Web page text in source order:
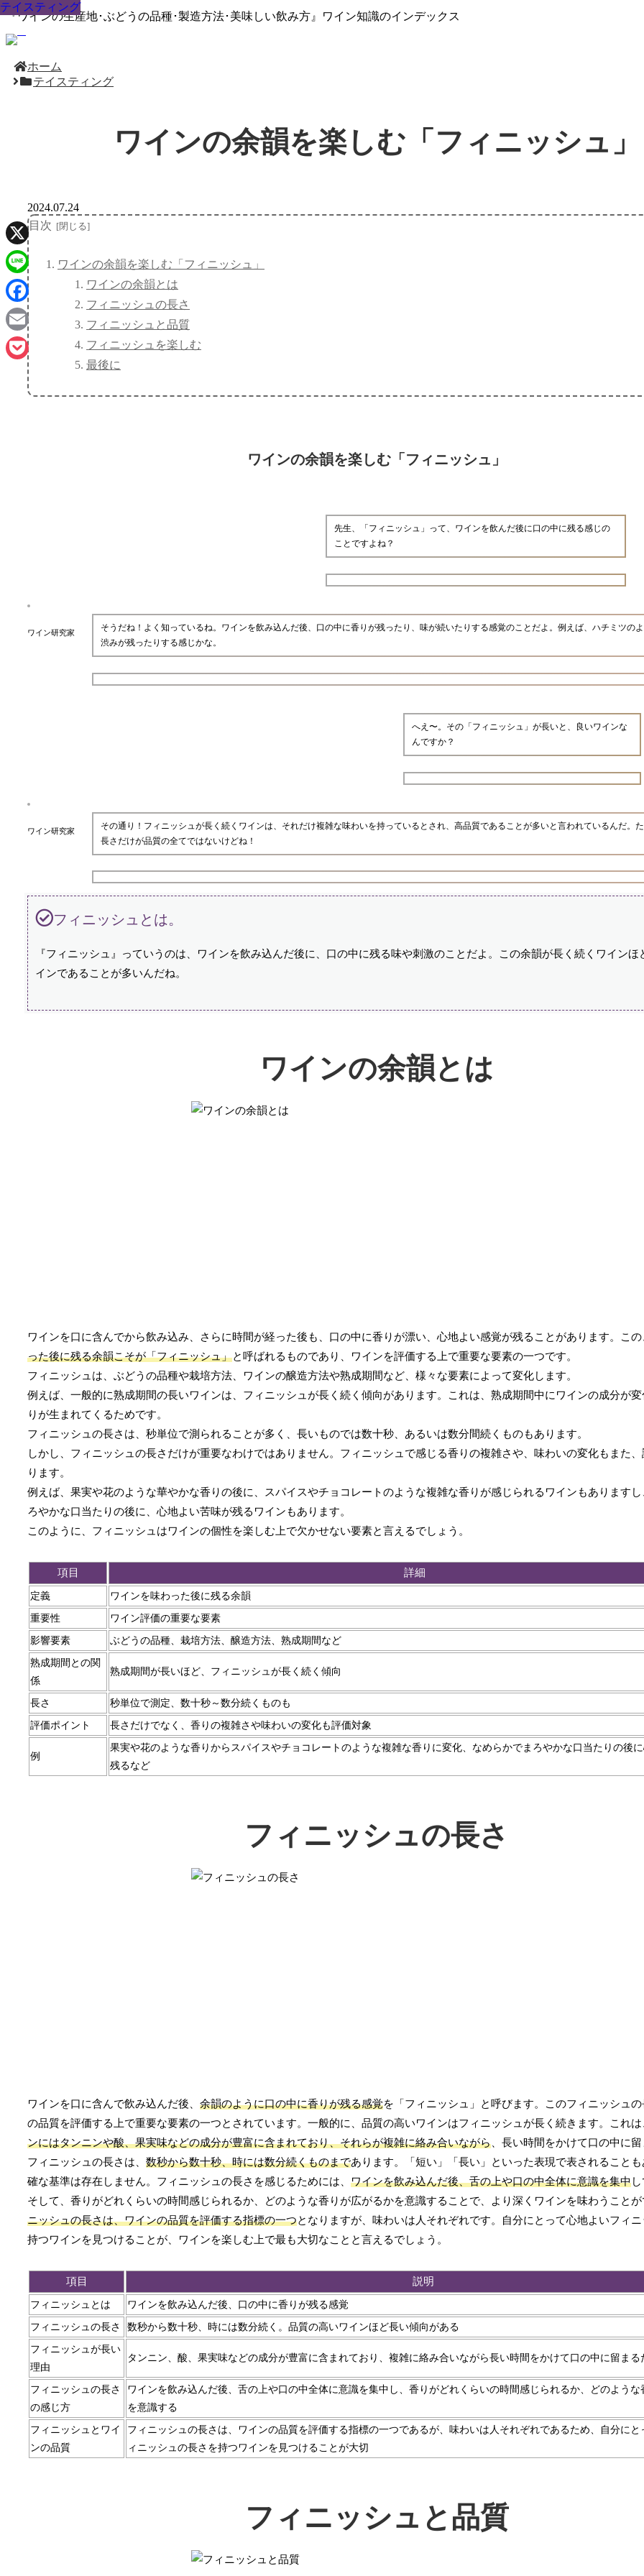
『ワインの生産地･ぶどうの品種･製造方法･美味しい飲み方』ワイン知識のインデックス
ホーム
テイスティング
ワインの余韻を楽しむ「フィニッシュ」
テイスティング
2024.07.24
目次
ワインの余韻を楽しむ「フィニッシュ」
ワインの余韻とは
フィニッシュの長さ
フィニッシュと品質
フィニッシュを楽しむ
最後に
ワインの余韻を楽しむ「フィニッシュ」
先生、「フィニッシュ」って、ワインを飲んだ後に口の中に残る感じの
ことですよね？
ワイン研究家
そうだね！よく知っているね。ワインを飲み込んだ後、口の中に香りが残ったり、味が続いたりする感覚のことだよ。例えば、ハチミツのよ
渋みが残ったりする感じかな。
へえ〜。その「フィニッシュ」が長いと、良いワインな
んですか？
ワイン研究家
その通り！フィニッシュが長く続くワインは、それだけ複雑な味わいを持っているとされ、高品質であることが多いと言われているんだ。
長さだけが品質の全てではないけどね！
フィニッシュとは。
『フィニッシュ』っていうのは、ワインを飲み込んだ後に、口の中に残る味や刺激のことだよ。この余韻が長く続くワインほ
インであることが多いんだね。
ワインの余韻とは
ワインを口に含んでから飲み込み、さらに時間が経った後も、口の中に香りが漂い、心地よい感覚が残ることがあります。この
った後に残る余韻こそが「フィニッシュ」と呼ばれるものであり、ワインを評価する上で重要な要素の一つです。
フィニッシュは、ぶどうの品種や栽培方法、ワインの醸造方法や熟成期間など、様々な要素によって変化します。
例えば、一般的に熟成期間の長いワインは、フィニッシュが長く続く傾向があります。これは、熟成期間中にワインの成分が
りが生まれてくるためです。
フィニッシュの長さは、秒単位で測られることが多く、長いものでは数十秒、あるいは数分間続くものもあります。
しかし、フィニッシュの長さだけが重要なわけではありません。フィニッシュで感じる香りの複雑さや、味わいの変化もまた
ります。
例えば、果実や花のような華やかな香りの後に、スパイスやチョコレートのような複雑な香りが感じられるワインもありますし
ろやかな口当たりの後に、心地よい苦味が残るワインもあります。
このように、フィニッシュはワインの個性を楽しむ上で欠かせない要素と言えるでしょう。
項目 詳細
定義 ワインを味わった後に残る余韻
重要性 ワイン評価の重要な要素
影響要素 ぶどうの品種、栽培方法、醸造方法、熟成期間など
熟成期間との関
係
熟成期間が長いほど、フィニッシュが長く続く傾向
長さ 秒単位で測定、数十秒～数分続くものも
評価ポイント 長さだけでなく、香りの複雑さや味わいの変化も評価対象
例
果実や花のような香りからスパイスやチョコレートのような複雑な香りに変化、なめらかでまろやかな口当たりの後
残るなど
フィニッシュの長さ
ワインを口に含んで飲み込んだ後、 余韻のように口の中に香りが残る感覚を「フィニッシュ」と呼びます。このフィニッシュ
の品質を評価する上で重要な要素の一つとされています。一般的に、品質の高いワインはフィニッシュが長く続きます。これは
ンにはタンニンや酸、果実味などの成分が豊富に含まれており、それらが複雑に絡み合いながら 、長い時間をかけて口の中に留
フィニッシュの長さは、 数秒から数十秒、時には数分続くものまであります。「短い」「長い」といった表現で表されること
確な基準は存在しません。フィニッシュの長さを感じるためには、 ワインを飲み込んだ後、舌の上や口の中全体に意識を集中
そして、香りがどれくらいの時間感じられるか、どのような香りが広がるかを意識することで、より深くワインを味わうことが
ニッシュの長さは、ワインの品質を評価する指標の一つとなりますが、味わいは人それぞれです。自分にとって心地よいフィ
持つワインを見つけることが、ワインを楽しむ上で最も大切なことと言えるでしょう。
項目 説明
フィニッシュとは ワインを飲み込んだ後、口の中に香りが残る感覚
フィニッシュの長さ 数秒から数十秒、時には数分続く。品質の高いワインほど長い傾向がある
フィニッシュが長い
理由
タンニン、酸、果実味などの成分が豊富に含まれており、複雑に絡み合いながら長い時間をかけて口の中に留まる
フィニッシュの長さ
の感じ方
ワインを飲み込んだ後、舌の上や口の中全体に意識を集中し、香りがどれくらいの時間感じられるか、どのような
を意識する
フィニッシュとワイ
ンの品質
フィニッシュの長さは、ワインの品質を評価する指標の一つであるが、味わいは人それぞれであるため、自分にと
ィニッシュの長さを持つワインを見つけることが大切
フィニッシュと品質
テイスティング
テイスティング
テイスティング
テイスティング
テイスティング
テイスティング
テイスティング
テイスティング
X
Line
Facebook
Email
Pocket